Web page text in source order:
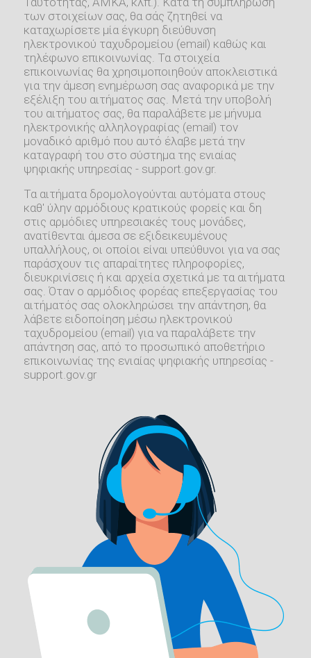
των στοιχείων σας, θα σάς ζητηθεί να
καταχωρίσετε μία έγκυρη διεύθυνση
ηλεκτρονικού ταχυδρομείου (email) καθώς και
τηλέφωνο επικοινωνίας. Τα στοιχεία
επικοινωνίας θα χρησιμοποιηθούν αποκλειστικά
για την άμεση ενημέρωση σας αναφορικά με την
εξέλιξη του αιτήματος σας. Μετά την υποβολή
του αιτήματος σας, θα παραλάβετε με μήνυμα
ηλεκτρονικής αλληλογραφίας (email) τον
μοναδικό αριθμό που αυτό έλαβε μετά την
καταγραφή του στο σύστημα της ενιαίας
ψηφιακής υπηρεσίας - support.gov.gr.
Τα αιτήματα δρομολογούνται αυτόματα στους
καθ' ύλην αρμόδιους κρατικούς φορείς και δη
στις αρμόδιες υπηρεσιακές τους μονάδες,
ανατίθενται άμεσα σε εξιδεικευμένους
υπαλλήλους, οι οποίοι είναι υπεύθυνοι για να σας
παράσχουν τις απαραίτητες πληροφορίες,
διευκρινίσεις ή και αρχεία σχετικά με τα αιτήματα
σας. Όταν ο αρμόδιος φορέας επεξεργασίας του
αιτήματός σας ολοκληρώσει την απάντηση, θα
λάβετε ειδοποίηση μέσω ηλεκτρονικού
ταχυδρομείου (email) για να παραλάβετε την
απάντηση σας, από το προσωπικό αποθετήριο
επικοινωνίας της ενιαίας ψηφιακής υπηρεσίας -
support.gov.gr